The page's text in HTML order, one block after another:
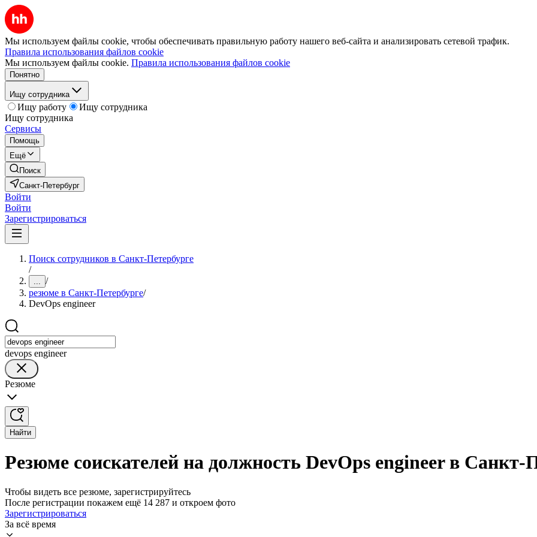
Мы используем файлы cookie, чтобы обеспечивать правильную работу нашего веб-сайта и анализировать сетевой трафик.
Правила использования файлов cookie
Мы используем файлы cookie. Правила использования файлов cookie
Понятно
Ищу сотрудника
Ищу работу
Ищу сотрудника
Ищу сотрудника
Сервисы
Помощь
Ещё
Поиск
Санкт-Петербург
Войти
Войти
Зарегистрироваться
Поиск сотрудников в Санкт-Петербурге
/
... /
резюме в Санкт-Петербурге/
DevOps engineer
devops engineer
Резюме
Найти
Резюме соискателей на должность DevOps engineer в Санкт-
Чтобы видеть все резюме, зарегистрируйтесь
После регистрации покажем ещё 14 287 и откроем фото
Зарегистрироваться
За всё время